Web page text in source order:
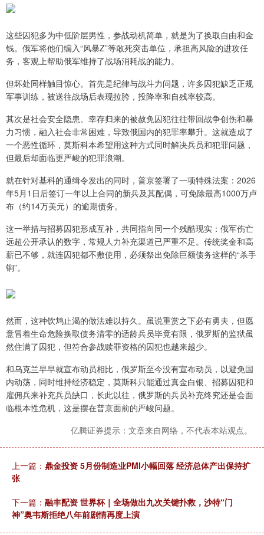
这些囚犯多为中低阶层男性，参战动机简单，就是为了换取自由和金
钱。俄军将他们编入“风暴Z”等敢死突击单位，承担高风险的进攻任
务，客观上帮助俄军维持了战场消耗战的能力。
但坏处同样触目惊心。首先是纪律与战斗力问题，许多囚犯缺乏正规
军事训练，被送往战场后表现拉胯，投降率和自残率较高。
其次是社会安全隐患。幸存归来的被赦免囚犯往往带回战争创伤和暴
力习惯，融入社会非常困难，导致俄国内的犯罪率攀升。这就造成了
一个恶性循环，莫斯科本希望用这种方式同时解决兵员和犯罪问题，
但最后却面临更严峻的犯罪浪潮。
就在针对基科的通缉令发出的同时，普京签署了一项特殊法案：2026
年5月1日后签订一年以上合同的新兵及其配偶，可免除最高1000万卢
布（约14万美元）的逾期债务。
这一举措与招募囚犯形成互补，共同指向同一个残酷现实：俄军伤亡
远超公开承认的数字，常规人力补充渠道已严重不足。传统奖金和高
薪已不够，就连囚犯都不敷使用，必须祭出免除巨额债务这样的“杀手
锏”。
然而，这种饮鸩止渴的做法难以持久。虽说重赏之下必有勇夫，但愿
意冒着生命危险换取债务清零的适龄兵员毕竟有限，俄罗斯的监狱虽
然住满了囚犯，但符合参战赎罪资格的囚犯也越来越少。
和乌克兰早早就宣布动员相比，俄罗斯至今没有宣布动员，以避免国
内动荡，同时维持经济稳定，莫斯科只能通过真金白银、招募囚犯和
雇佣兵来补充兵员缺口，长此以往，俄罗斯的兵员补充终究还是会面
临根本性危机，这是摆在普京面前的严峻问题。
亿腾证券提示：文章来自网络，不代表本站观点。
上一篇： 鼎金投资 5月份制造业PMI小幅回落 经济总体产出保持扩
张
下一篇： 融丰配资 世界杯｜全场做出九次关键扑救，沙特“门
神”奥韦斯拒绝八年前剧情再度上演